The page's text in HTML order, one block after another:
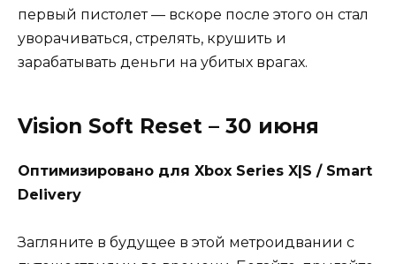
первый пистолет — вскоре после этого он стал
уворачиваться, стрелять, крушить и
зарабатывать деньги на убитых врагах.
Vision Soft Reset – 30 июня
Оптимизировано для Xbox Series X|S / Smart
Delivery
Загляните в будущее в этой метроидвании с